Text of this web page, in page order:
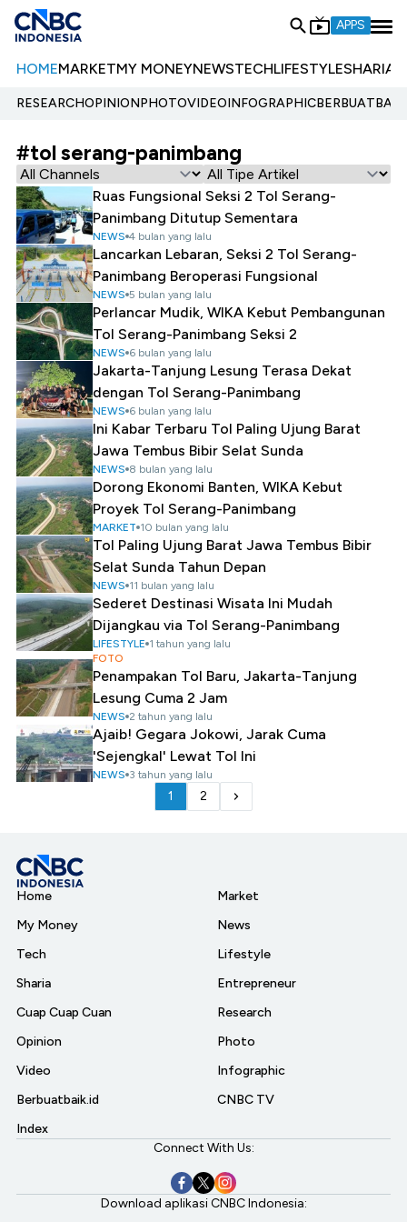
APPS
HOMEMARKETMY MONEYNEWSTECHLIFESTYLESHARIA
RESEARCHOPINIONPHOTOVIDEOINFOGRAPHIC
#tol serang-panimbang
Ruas Fungsional Seksi 2 Tol Serang-
Panimbang Ditutup Sementara
NEWS 4 bulan yang lalu
Lancarkan Lebaran, Seksi 2 Tol Serang-
Panimbang Beroperasi Fungsional
NEWS 5 bulan yang lalu
Perlancar Mudik, WIKA Kebut Pembangunan
Tol Serang-Panimbang Seksi 2
NEWS 6 bulan yang lalu
Jakarta-Tanjung Lesung Terasa Dekat
dengan Tol Serang-Panimbang
NEWS 6 bulan yang lalu
Ini Kabar Terbaru Tol Paling Ujung Barat
Jawa Tembus Bibir Selat Sunda
NEWS 8 bulan yang lalu
Dorong Ekonomi Banten, WIKA Kebut
Proyek Tol Serang-Panimbang
MARKET 10 bulan yang lalu
Tol Paling Ujung Barat Jawa Tembus Bibir
Selat Sunda Tahun Depan
NEWS 11 bulan yang lalu
Sederet Destinasi Wisata Ini Mudah
Dijangkau via Tol Serang-Panimbang
LIFESTYLE 1 tahun yang lalu
FOTO
Penampakan Tol Baru, Jakarta-Tanjung
Lesung Cuma 2 Jam
NEWS 2 tahun yang lalu
Ajaib! Gegara Jokowi, Jarak Cuma
'Sejengkal' Lewat Tol Ini
NEWS 3 tahun yang lalu
1 2
Home
My Money
Tech
Sharia
Cuap Cuap Cuan
Opinion
Video
Berbuatbaik.id
Index
Market
News
Lifestyle
Entrepreneur
Research
Photo
Infographic
CNBC TV
Connect With Us:
Download aplikasi CNBC Indonesia: